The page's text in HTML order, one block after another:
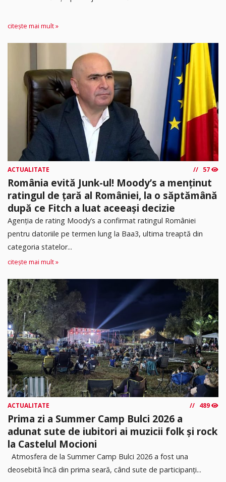
citește mai mult »
ACTUALITATE 57
România evită Junk-ul! Moody’s a menținut
ratingul de țară al României, la o săptămână
după ce Fitch a luat aceeași decizie
Agenția de rating Moody’s a confirmat ratingul României
pentru datoriile pe termen lung la Baa3, ultima treaptă din
categoria statelor...
citește mai mult »
ACTUALITATE 489
Prima zi a Summer Camp Bulci 2026 a
adunat sute de iubitori ai muzicii folk și rock
la Castelul Mocioni
Atmosfera de la Summer Camp Bulci 2026 a fost una
deosebită încă din prima seară, când sute de participanți...